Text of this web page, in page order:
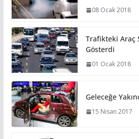
08 Ocak 2018
Trafikteki Araç
Gösterdi
01 Ocak 2018
Geleceğe
15 Nisan 2017